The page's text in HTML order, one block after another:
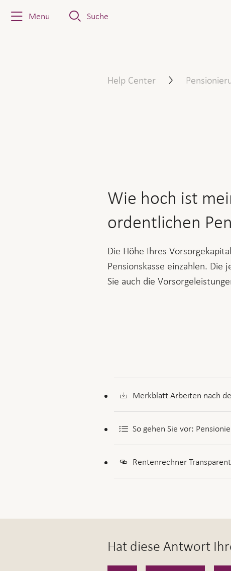
Menu Suche
Help Center
Wie hoch ist
ordentlichen
Die Höhe Ihres
Pensionskasse einzahlen.
Sie auch die
Merkblatt Arbeiten nach
So gehen Sie vor:
Rentenrechner
Hat diese Antwort